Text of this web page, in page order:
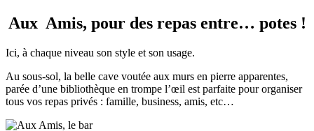
Aux Amis, pour des repas entre… potes !
Ici, à chaque niveau son style et son usage.
Au sous-sol, la belle cave voutée aux murs en pierre apparentes,
parée d’une bibliothèque en trompe l’œil est parfaite pour organiser
tous vos repas privés : famille, business, amis, etc…